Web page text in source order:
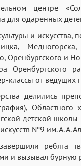
центре
для одаренных
и
Оренбургского и
Оренбургского
классы от ведущих
делились
детской
№9 им. А. А.
ребята
и вызывал